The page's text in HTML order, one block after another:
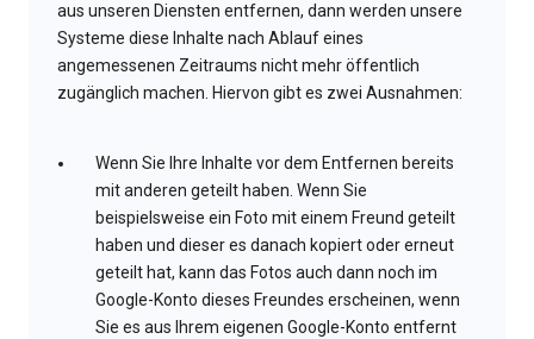
aus unseren Diensten entfernen, dann werden unsere
Systeme diese Inhalte nach Ablauf eines
angemessenen Zeitraums nicht mehr öffentlich
zugänglich machen. Hiervon gibt es zwei Ausnahmen:
Wenn Sie Ihre Inhalte vor dem Entfernen bereits
mit anderen geteilt haben. Wenn Sie
beispielsweise ein Foto mit einem Freund geteilt
haben und dieser es danach kopiert oder erneut
geteilt hat, kann das Fotos auch dann noch im
Google-Konto dieses Freundes erscheinen, wenn
Sie es aus Ihrem eigenen Google-Konto entfernt